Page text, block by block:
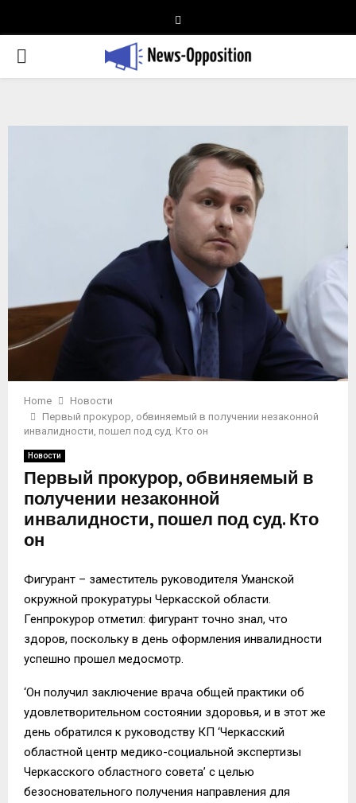
PRIMARY
Home
Новости
Первый прокурор, обвиняемый в получении незаконной
инвалидности, пошел под суд. Кто он
Новости
Первый прокурор, обвиняемый в
получении незаконной
инвалидности, пошел под суд. Кто
он
Фигурант – заместитель руководителя Уманской
окружной прокуратуры Черкасской области.
Генпрокурор отметил: фигурант точно знал, что
здоров, поскольку в день оформления инвалидности
успешно прошел медосмотр.
‘Он получил заключение врача общей практики об
удовлетворительном состоянии здоровья, и в этот же
день обратился к руководству КП ‘Черкасский
областной центр медико-социальной экспертизы
Черкасского областного совета’ с целью
безосновательного получения направления для